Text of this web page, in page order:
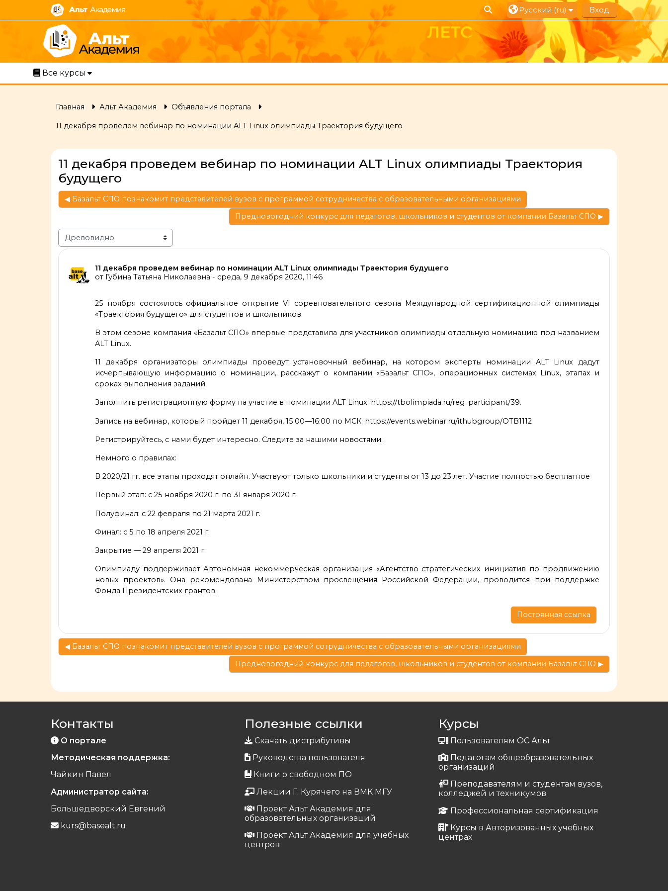
Перейти к основному содержанию
Изменить данные поисковой строки
Русский ‎(ru)‎ Вход
Все курсы
Главная Альт Академия Объявления портала
11 декабря проведем вебинар по номинации ALT Linux олимпиады Траектория будущего
11 декабря проведем вебинар по номинации ALT Linux олимпиады Траектория
будущего
◀︎ Базальт СПО познакомит представителей вузов с программой сотрудничества с образовательными организациями
Предновогодний конкурс для педагогов, школьников и студентов от компании Базальт СПО ▶︎
Режим отображения
11 декабря проведем вебинар по номинации ALT Linux олимпиады Траектория будущего
от Губина Татьяна Николаевна - среда, 9 декабря 2020, 11:46
Количество ответов: 0
25 ноября состоялось официальное открытие VI соревновательного сезона Международной сертификационной олимпиады
«Траектория будущего» для студентов и школьников.
В этом сезоне компания «Базальт СПО» впервые представила для участников олимпиады отдельную номинацию под названием
ALT Linux.
11 декабря организаторы олимпиады проведут установочный вебинар, на котором эксперты номинации ALT Linux дадут
исчерпывающую информацию о номинации, расскажут о компании «Базальт СПО», операционных системах Linux, этапах и
сроках выполнения заданий.
Заполнить регистрационную форму на участие в номинации ALT Linux: https://tbolimpiada.ru/reg_participant/39.
Запись на вебинар, который пройдет 11 декабря, 15:00—16:00 по МСК: https://events.webinar.ru/ithubgroup/OTB1112
Регистрируйтесь, с нами будет интересно. Следите за нашими новостями.
Немного о правилах:
В 2020/21 гг. все этапы проходят онлайн. Участвуют только школьники и студенты от 13 до 23 лет. Участие полностью бесплатное
Первый этап: с 25 ноября 2020 г. по 31 января 2020 г.
Полуфинал: с 22 февраля по 21 марта 2021 г.
Финал: с 5 по 18 апреля 2021 г.
Закрытие — 29 апреля 2021 г.
Олимпиаду поддерживает Автономная некоммерческая организация «Агентство стратегических инициатив по продвижению
новых проектов». Она рекомендована Министерством просвещения Российской Федерации, проводится при поддержке
Фонда Президентских грантов.
Постоянная ссылка
◀︎ Базальт СПО познакомит представителей вузов с программой сотрудничества с образовательными организациями
Предновогодний конкурс для педагогов, школьников и студентов от компании Базальт СПО ▶︎
Контакты
О портале
Методическая поддержка:
Чайкин Павел
Администратор сайта:
Большедворский Евгений
kurs@basealt.ru
Полезные ссылки
Скачать дистрибутивы
Руководства пользователя
Книги о свободном ПО
Лекции Г. Курячего на ВМК МГУ
Проект Альт Академия для
образовательных организаций
Проект Альт Академия для учебных
центров
Курсы
Пользователям ОС Альт
Педагогам общеобразовательных
организаций
Преподавателям и студентам вузов,
колледжей и техникумов
Профессиональная сертификация
Курсы в Авторизованных учебных
центрах